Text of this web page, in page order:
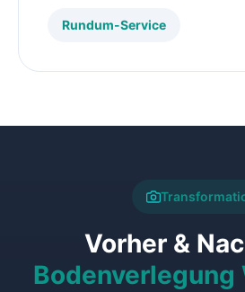
Rundum-Service
Vorher &